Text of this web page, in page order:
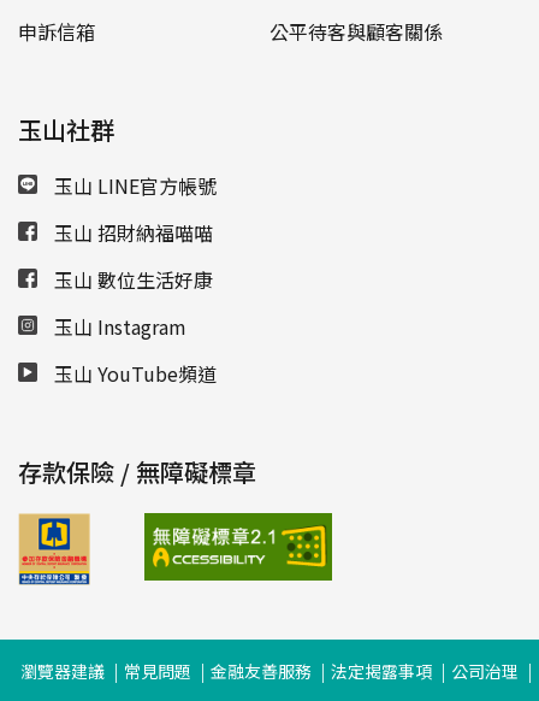
申訴信箱
公平待客與顧客關係
玉山社群
玉山 LINE官方帳號
玉山 招財納福喵喵
玉山 數位生活好康
玉山 Instagram
玉山 YouTube頻道
存款保險 / 無障礙標章
瀏覽器建議 常見問題 金融友善服務 法定揭露事項 公司治理